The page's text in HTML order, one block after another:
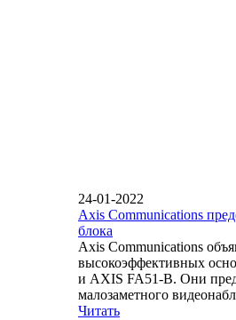
24-01-2022
Axis Communications
блока
Axis Communications
высокоэффективных
и AXIS FA51-B. Они
малозаметного
Читать